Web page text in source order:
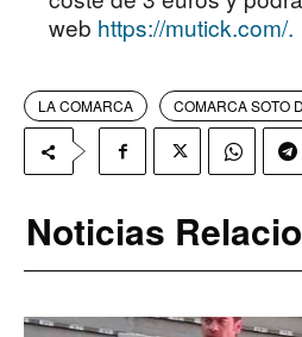
web https://mutick.com/.
LA COMARCA COMARCA SOTO
Noticias